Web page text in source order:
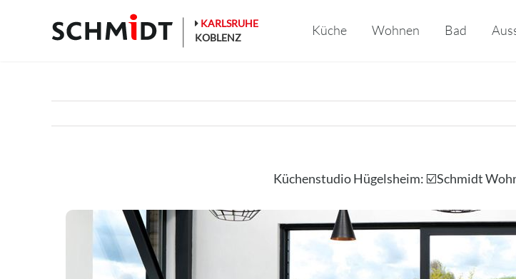
KARLSRUHE
KOBLENZ
Küche Wohnen Bad
Küchenstudio Hügelsheim: ☑️Schmidt